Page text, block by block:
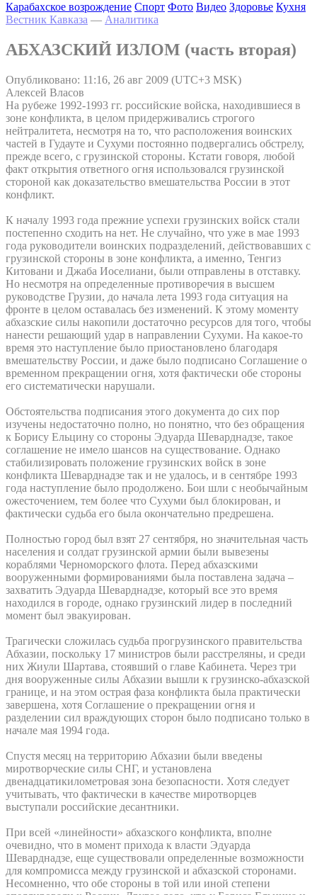
Карабахское возрождение Спорт Фото Видео Здоровье Кухня
Вестник Кавказа — Аналитика
АБХАЗСКИЙ ИЗЛОМ (часть вторая)
Опубликовано: 11:16, 26 авг 2009 (UTC+3 MSK)
Алексей Власов
На рубеже 1992-1993 гг. российские войска, находившиеся в
зоне конфликта, в целом придерживались строгого
нейтралитета, несмотря на то, что расположения воинских
частей в Гудауте и Сухуми постоянно подвергались обстрелу,
прежде всего, с грузинской стороны. Кстати говоря, любой
факт открытия ответного огня использовался грузинской
стороной как доказательство вмешательства России в этот
конфликт.
К началу 1993 года прежние успехи грузинских войск стали
постепенно сходить на нет. Не случайно, что уже в мае 1993
года руководители воинских подразделений, действовавших с
грузинской стороны в зоне конфликта, а именно, Тенгиз
Китовани и Джаба Иоселиани, были отправлены в отставку.
Но несмотря на определенные противоречия в высшем
руководстве Грузии, до начала лета 1993 года ситуация на
фронте в целом оставалась без изменений. К этому моменту
абхазские силы накопили достаточно ресурсов для того, чтобы
нанести решающий удар в направлении Сухуми. На какое-то
время это наступление было приостановлено благодаря
вмешательству России, и даже было подписано Соглашение о
временном прекращении огня, хотя фактически обе стороны
его систематически нарушали.
Обстоятельства подписания этого документа до сих пор
изучены недостаточно полно, но понятно, что без обращения
к Борису Ельцину со стороны Эдуарда Шеварднадзе, такое
соглашение не имело шансов на существование. Однако
стабилизировать положение грузинских войск в зоне
конфликта Шеварднадзе так и не удалось, и в сентябре 1993
года наступление было продолжено. Бои шли с необычайным
ожесточением, тем более что Сухуми был блокирован, и
фактически судьба его была окончательно предрешена.
Полностью город был взят 27 сентября, но значительная часть
населения и солдат грузинской армии были вывезены
кораблями Черноморского флота. Перед абхазскими
вооруженными формированиями была поставлена задача –
захватить Эдуарда Шеварднадзе, который все это время
находился в городе, однако грузинский лидер в последний
момент был эвакуирован.
Трагически сложилась судьба прогрузинского правительства
Абхазии, поскольку 17 министров были расстреляны, и среди
них Жиули Шартава, стоявший о главе Кабинета. Через три
дня вооруженные силы Абхазии вышли к грузинско-абхазской
границе, и на этом острая фаза конфликта была практически
завершена, хотя Соглашение о прекращении огня и
разделении сил враждующих сторон было подписано только в
начале мая 1994 года.
Спустя месяц на территорию Абхазии были введены
миротворческие силы СНГ, и установлена
двенадцатикилометровая зона безопасности. Хотя следует
учитывать, что фактически в качестве миротворцев
выступали российские десантники.
При всей «линейности» абхазского конфликта, вполне
очевидно, что в момент прихода к власти Эдуарда
Шеварднадзе, еще существовали определенные возможности
для компромисса между грузинской и абхазской сторонами.
Несомненно, что обе стороны в той или иной степени